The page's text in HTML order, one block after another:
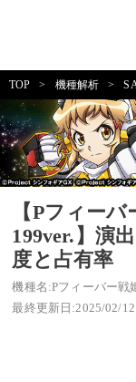
TOP > 機種解析 >
【Pフィー
199ver.】演
度と占有率
機種名:Pフィーバー戦
最終更新日:2025/02/